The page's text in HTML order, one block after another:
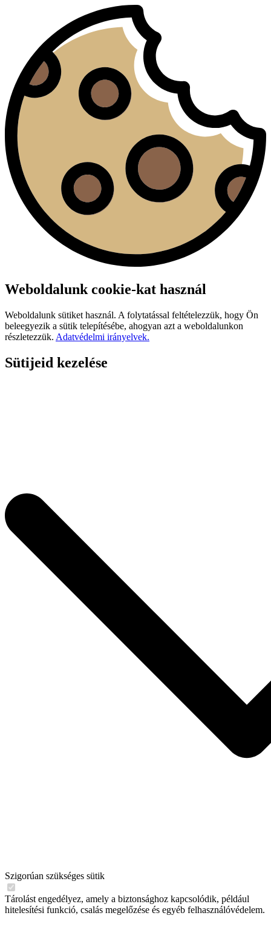
Weboldalunk cookie-kat használ
Weboldalunk sütiket használ. A folytatással feltételezzük, hogy Ön
beleegyezik a sütik telepítésébe, ahogyan azt a weboldalunkon
részletezzük. Adatvédelmi irányelvek.
Sütijeid kezelése
Szigorúan szükséges sütik
Tárolást engedélyez, amely a biztonsághoz kapcsolódik, például
hitelesítési funkció, csalás megelőzése és egyéb felhasználóvédelem.